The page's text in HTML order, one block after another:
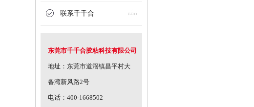
联系千千合
东莞市千千合胶粘科技有限公司
地址：东莞市道滘镇昌平村大
备湾新风路2号
电话：400-1668502